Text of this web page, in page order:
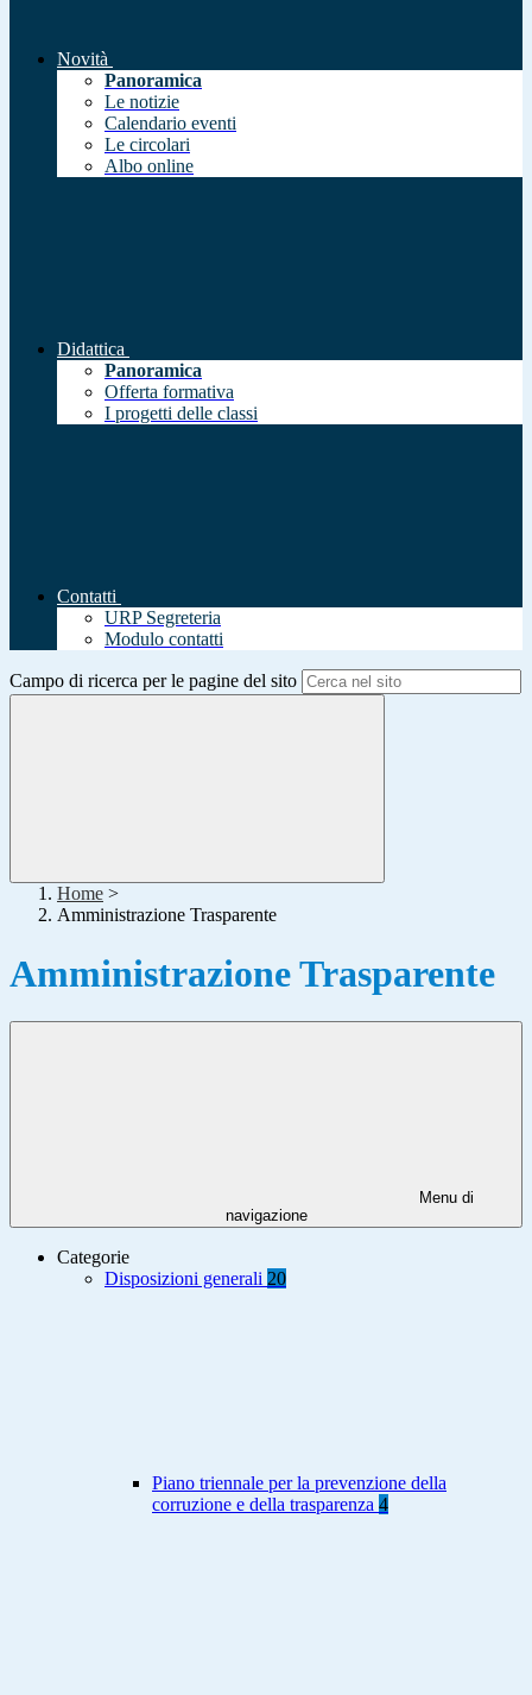
Novità
Panoramica
Le notizie
Calendario eventi
Le circolari
Albo online
Didattica
Panoramica
Offerta formativa
I progetti delle classi
Contatti
URP Segreteria
Modulo contatti
Campo di ricerca per le pagine del sito
Home >
Amministrazione Trasparente
Amministrazione Trasparente
Menu di
navigazione
Categorie
Disposizioni generali 20
Piano triennale per la prevenzione della
corruzione e della trasparenza 4